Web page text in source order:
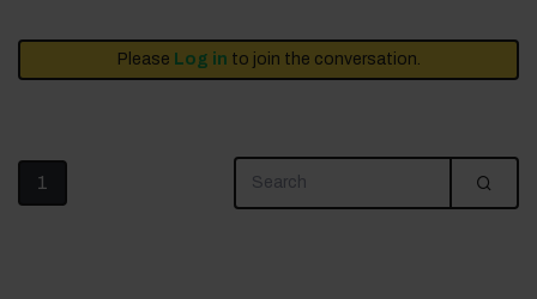
Please Log in to join the conversation.
1